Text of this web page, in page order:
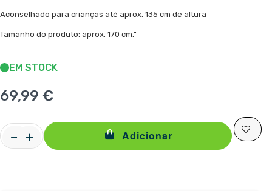
Aconselhado para crianças até aprox. 135 cm de altura
Tamanho do produto: aprox. 170 cm."
EM STOCK
69,99 €
Adicionar